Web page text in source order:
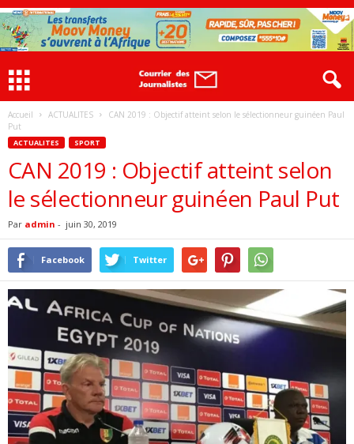
Accueil ACTUALITES
CAN 2019 : Objectif atteint selon le sélectionneur guinéen Paul
Put
ACTUALITES SPORT
CAN 2019 : Objectif atteint selon
le sélectionneur guinéen Paul Put
Par admin - juin 30, 2019
Facebook Twitter